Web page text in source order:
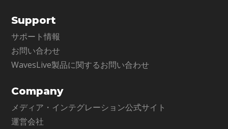
Support
サポート情報
お問い合わせ
WavesLive製品に関するお問い合わせ
Company
メディア・インテグレーション公式サイト
運営会社